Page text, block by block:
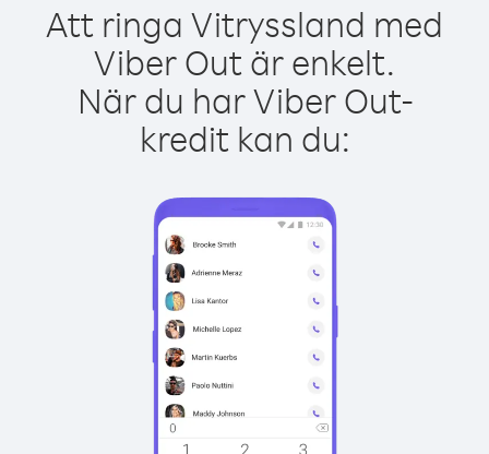
Att ringa Vitryssland med
Viber Out är enkelt.
När du har Viber Out-
kredit kan du: